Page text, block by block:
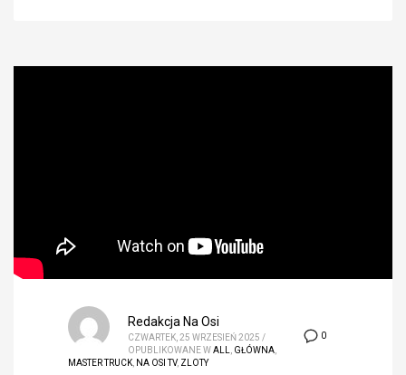
0
Redakcja Na Osi
CZWARTEK, 25 WRZESIEŃ 2025 /
OPUBLIKOWANE WALL, GŁÓWNA,
MASTER TRUCK, NA OSI TV, ZLOTY